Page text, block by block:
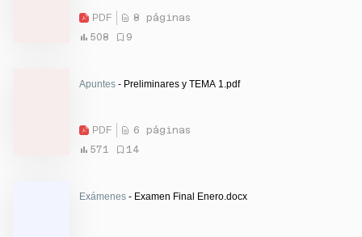
PDF
8 páginas
508
9
Apuntes - Preliminares y TEMA 1.pdf
PDF
6 páginas
571
14
Exámenes - Examen Final Enero.docx